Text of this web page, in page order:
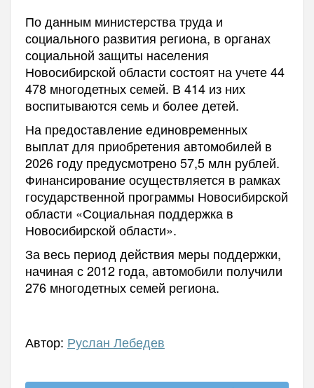
По данным министерства труда и
социального развития региона, в органах
социальной защиты населения
Новосибирской области состоят на учете 44
478 многодетных семей. В 414 из них
воспитываются семь и более детей.
На предоставление единовременных
выплат для приобретения автомобилей в
2026 году предусмотрено 57,5 млн рублей.
Финансирование осуществляется в рамках
государственной программы Новосибирской
области «Социальная поддержка в
Новосибирской области».
За весь период действия меры поддержки,
начиная с 2012 года, автомобили получили
276 многодетных семей региона.
Автор: Руслан Лебедев